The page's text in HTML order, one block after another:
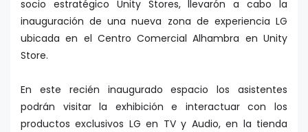
socio estratégico Unity Stores, llevarón a cabo la
inauguración de una nueva zona de experiencia LG
ubicada en el Centro Comercial Alhambra en Unity
Store.
En este recién inaugurado espacio los asistentes
podrán visitar la exhibición e interactuar con los
productos exclusivos LG en TV y Audio, en la tienda